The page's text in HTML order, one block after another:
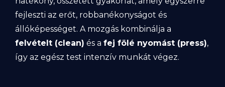
fejleszti az erőt, robbanékonyságot és
állóképességet. A mozgás kombinálja a
felvételt (clean) és a fej fölé nyomást (press),
így az egész test intenzív munkát végez.